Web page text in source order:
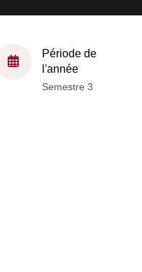
Période de
l'année
Semestre 3